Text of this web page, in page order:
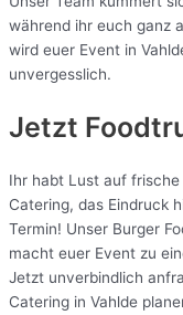
während ihr euch ganz
wird euer Event in
unvergesslich.
Jetzt
Ihr habt Lust auf
Catering, das Eindruck
Termin! Unser Burger
macht euer Event zu
Jetzt unverbindlich
Catering in Vahlde